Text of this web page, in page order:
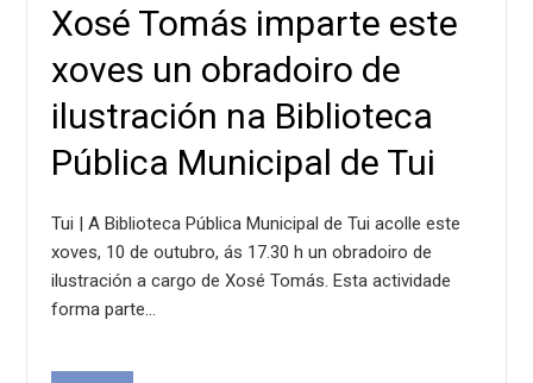
Xosé Tomás imparte este
xoves un obradoiro de
ilustración na Biblioteca
Pública Municipal de Tui
Tui | A Biblioteca Pública Municipal de Tui acolle este
xoves, 10 de outubro, ás 17.30 h un obradoiro de
ilustración a cargo de Xosé Tomás. Esta actividade
forma parte…